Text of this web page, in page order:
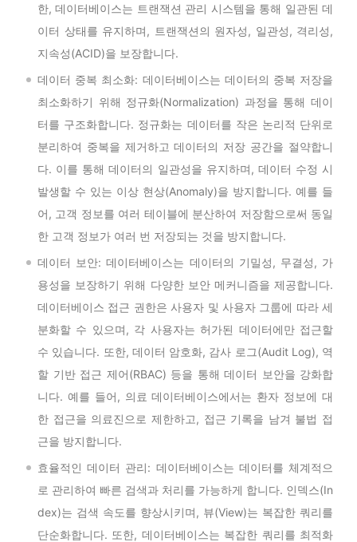
한, 데이터베이스는 트랜잭션 관리 시스템을 통해 일관된 데
이터 상태를 유지하며, 트랜잭션의 원자성, 일관성, 격리성,
지속성(ACID)을 보장합니다.
데이터 중복 최소화: 데이터베이스는 데이터의 중복 저장을
최소화하기 위해 정규화(Normalization) 과정을 통해 데이
터를 구조화합니다. 정규화는 데이터를 작은 논리적 단위로
분리하여 중복을 제거하고 데이터의 저장 공간을 절약합니
다. 이를 통해 데이터의 일관성을 유지하며, 데이터 수정 시
발생할 수 있는 이상 현상(Anomaly)을 방지합니다. 예를 들
어, 고객 정보를 여러 테이블에 분산하여 저장함으로써 동일
한 고객 정보가 여러 번 저장되는 것을 방지합니다.
데이터 보안: 데이터베이스는 데이터의 기밀성, 무결성, 가
용성을 보장하기 위해 다양한 보안 메커니즘을 제공합니다.
데이터베이스 접근 권한은 사용자 및 사용자 그룹에 따라 세
분화할 수 있으며, 각 사용자는 허가된 데이터에만 접근할
수 있습니다. 또한, 데이터 암호화, 감사 로그(Audit Log), 역
할 기반 접근 제어(RBAC) 등을 통해 데이터 보안을 강화합
니다. 예를 들어, 의료 데이터베이스에서는 환자 정보에 대
한 접근을 의료진으로 제한하고, 접근 기록을 남겨 불법 접
근을 방지합니다.
효율적인 데이터 관리: 데이터베이스는 데이터를 체계적으
로 관리하여 빠른 검색과 처리를 가능하게 합니다. 인덱스(In
dex)는 검색 속도를 향상시키며, 뷰(View)는 복잡한 쿼리를
단순화합니다. 또한, 데이터베이스는 복잡한 쿼리를 최적화